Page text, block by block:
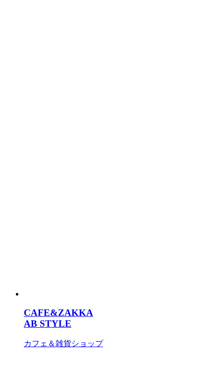
CAFE&ZAKKA
AB STYLE
カフェ＆雑貨ショップ